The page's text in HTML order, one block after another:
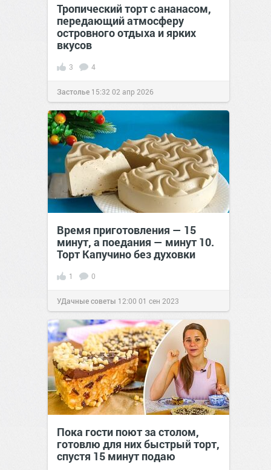
Тропический торт с ананасом,
передающий атмосферу
островного отдыха и ярких
вкусов
3 4
Застолье 15:32 02 апр 2026
Время приготовления — 15
минут, а поедания — минут 10.
Торт Капучино без духовки
1 0
УДачные советы 12:00 01 сен 2023
Пока гости поют за столом,
готовлю для них быстрый торт,
спустя 15 минут подаю